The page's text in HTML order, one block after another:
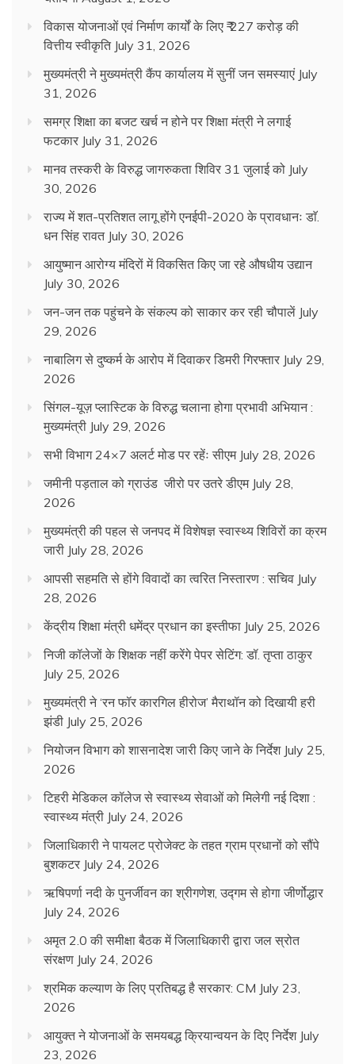
विकास योजनाओं एवं निर्माण कार्यों के लिए ₹ 227 करोड़ की
वित्तीय स्वीकृति July 31, 2026
मुख्यमंत्री ने मुख्यमंत्री कैंप कार्यालय में सुनीं जन समस्याएं July
31, 2026
समग्र शिक्षा का बजट खर्च न होने पर शिक्षा मंत्री ने लगाई
फटकार July 31, 2026
मानव तस्करी के विरुद्ध जागरुकता शिविर 31 जुलाई को July
30, 2026
राज्य में शत-प्रतिशत लागू होंगे एनईपी-2020 के प्रावधानः डाॅ.
धन सिंह रावत July 30, 2026
आयुष्मान आरोग्य मंदिरों में विकसित किए जा रहे औषधीय उद्यान
July 30, 2026
जन-जन तक पहुंचने के संकल्प को साकार कर रही चौपालें July
29, 2026
नाबालिग से दुष्कर्म के आरोप में दिवाकर डिमरी गिरफ्तार July 29,
2026
सिंगल-यूज़ प्लास्टिक के विरुद्ध चलाना होगा प्रभावी अभियान :
मुख्यमंत्री July 29, 2026
सभी विभाग 24×7 अलर्ट मोड पर रहेंः सीएम July 28, 2026
जमीनी पड़ताल को ग्राउंड जीरो पर उतरे डीएम July 28,
2026
मुख्यमंत्री की पहल से जनपद में विशेषज्ञ स्वास्थ्य शिविरों का क्रम
जारी July 28, 2026
आपसी सहमति से होंगे विवादों का त्वरित निस्तारण : सचिव July
28, 2026
केंद्रीय शिक्षा मंत्री धमेंद्र प्रधान का इस्तीफा July 25, 2026
निजी कॉलेजों के शिक्षक नहीं करेंगे पेपर सेटिंग: डॉ. तृप्ता ठाकुर
July 25, 2026
मुख्यमंत्री ने ‘रन फॉर कारगिल हीरोज’ मैराथॉन को दिखायी हरी
झंडी July 25, 2026
नियोजन विभाग को शासनादेश जारी किए जाने के निर्देश July 25,
2026
टिहरी मेडिकल कॉलेज से स्वास्थ्य सेवाओं को मिलेगी नई दिशा :
स्वास्थ्य मंत्री July 24, 2026
जिलाधिकारी ने पायलट प्रोजेक्ट के तहत ग्राम प्रधानों को सौंपे
बुशकटर July 24, 2026
ऋषिपर्णा नदी के पुनर्जीवन का श्रीगणेश, उद्गम से होगा जीर्णोद्धार
July 24, 2026
अमृत 2.0 की समीक्षा बैठक में जिलाधिकारी द्वारा जल स्रोत
संरक्षण July 24, 2026
श्रमिक कल्याण के लिए प्रतिबद्ध है सरकार: CM July 23,
2026
आयुक्त ने योजनाओं के समयबद्ध क्रियान्वयन के दिए निर्देश July
23, 2026